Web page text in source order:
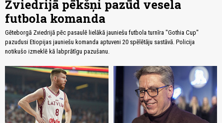
Zviedrijā pēkšņi pazūd vesela
futbola komanda
Gēteborgā Zviedrijā pēc pasaulē lielākā jauniešu futbola turnīra "Gothia Cup"
pazudusi Etiopijas jauniešu komanda aptuveni 20 spēlētāju sastāvā. Policija
notikušo izmeklē kā labprātīgu pazušanu.